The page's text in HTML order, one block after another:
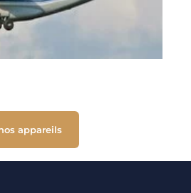
appareils